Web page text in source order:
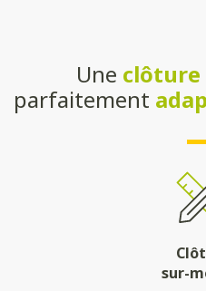
Une clôture
parfaitement
sur-